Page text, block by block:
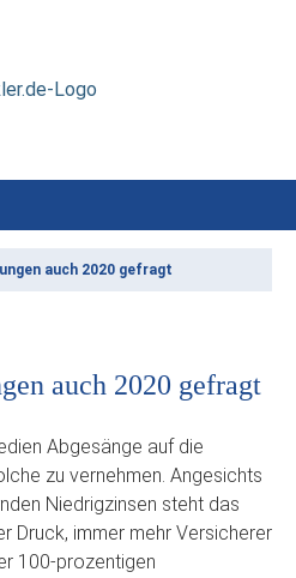
auch 2020 gefragt
auch 2020 gefragt
Abgesänge auf die
zu vernehmen. Angesichts
Niedrigzinsen steht das
Druck, immer mehr Versicherer
100-prozentigen